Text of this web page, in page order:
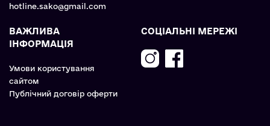
hotline.sako@gmail.com
ВАЖЛИВА
ІНФОРМАЦІЯ
Умови користування
сайтом
Публічний договір оферти
СОЦІАЛЬНІ МЕРЕЖІ